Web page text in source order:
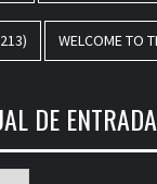
WELCOME TO
DE